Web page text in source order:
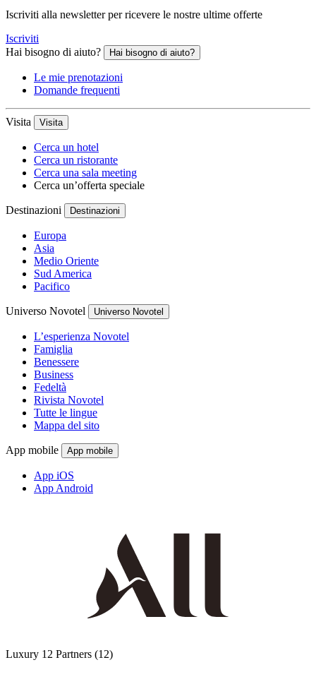
Iscriviti alla newsletter per ricevere le nostre ultime offerte
Iscriviti
Hai bisogno di aiuto?
Hai bisogno di aiuto?
Le mie prenotazioni
Domande frequenti
Visita Visita
Cerca un hotel
Cerca un ristorante
Cerca una sala meeting
Cerca un’offerta speciale
Destinazioni Destinazioni
Europa
Asia
Medio Oriente
Sud America
Pacifico
Universo Novotel Universo Novotel
L’esperienza Novotel
Famiglia
Benessere
Business
Fedeltà
Rivista Novotel
Tutte le lingue
Mappa del sito
App mobile App mobile
App iOS
App Android
Luxury 12 Partners (12)